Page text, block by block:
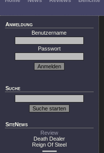
Anmeldung
Benutzername
Passwort
Suche
SiteNews
Review
Death Dealer
Reign Of Steel